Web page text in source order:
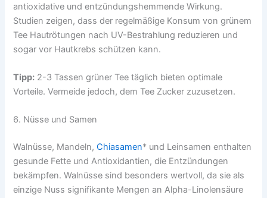
antioxidative und entzündungshemmende Wirkung.
Studien zeigen, dass der regelmäßige Konsum von grünem
Tee Hautrötungen nach UV-Bestrahlung reduzieren und
sogar vor Hautkrebs schützen kann.
Tipp: 2-3 Tassen grüner Tee täglich bieten optimale
Vorteile. Vermeide jedoch, dem Tee Zucker zuzusetzen.
6. Nüsse und Samen
Walnüsse, Mandeln,Chiasamen* und Leinsamen enthalten
gesunde Fette und Antioxidantien, die Entzündungen
bekämpfen. Walnüsse sind besonders wertvoll, da sie als
einzige Nuss signifikante Mengen an Alpha-Linolensäure